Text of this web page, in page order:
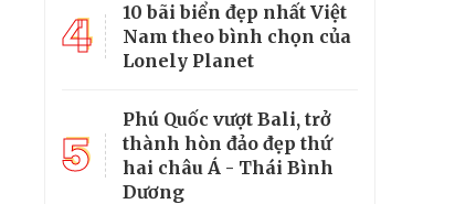
4
10 bãi biển đẹp nhất Việt
Nam theo bình chọn của
Lonely Planet
5
Phú Quốc vượt Bali, trở
thành hòn đảo đẹp thứ
hai châu Á - Thái Bình
Dương